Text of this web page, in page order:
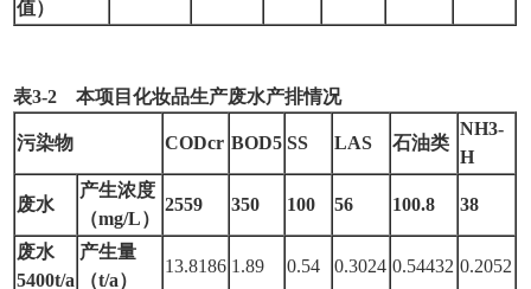
值）
表3-2 本项目化妆品生产废水产排情况
污染物 CODcr BOD5 SS LAS 石油类
NH3-
H
废水
产生浓度
（mg/L）
2559 350 100 56 100.8 38
废水
5400t/a
产生量
（t/a）
13.8186 1.89 0.54 0.3024 0.54432 0.2052